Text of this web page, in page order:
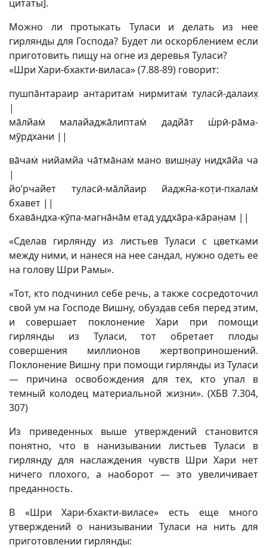
цитаты].
Можно ли протыкать Туласи и делать из нее
гирлянды для Господа? Будет ли оскорблением если
приготовить пищу на огне из деревья Туласи?
«Шри Хари-бхакти-виласа» (7.88-89) говорит:
пушпāнтараир антаритам̇ нирмитам̇ туласӣ-далаих̣
|
мāлйам̇ малайаджāлиптам̇ дадйāт ш́рӣ-рāма-
мӯрдхани ||
вāчам̇ нийамйа чāтмāнам̇ мано вишн̣ау нидхāйа ча
|
йо’рчайет туласӣ-мāлйаир йаджн̃а-кот̣и-пхалам̇
бхавет ||
бхавāндха-кӯпа-магнāнāм етад уддхāра-кāран̣ам ||
«Сделав гирлянду из листьев Туласи с цветками
между ними, и нанеся на нее сандал, нужно одеть ее
на голову Шри Рамы».
«Тот, кто подчинил себе речь, а также сосредоточил
свой ум на Господе Вишну, обуздав себя перед этим,
и совершает поклонение Хари при помощи
гирлянды из Туласи, тот обретает плоды
совершения миллионов жертвоприношений.
Поклонение Вишну при помощи гирлянды из Туласи
— причина освобождения для тех, кто упал в
темный колодец материальной жизни». (ХБВ 7.304,
307)
Из приведенных выше утверждений становится
понятно, что в нанизывании листьев Туласи в
гирлянду для наслаждения чувств Шри Хари нет
ничего плохого, а наоборот — это увеличивает
преданность.
В «Шри Хари-бхакти-виласе» есть еще много
утверждений о нанизывании Туласи на нить для
приготовлении гирлянды: